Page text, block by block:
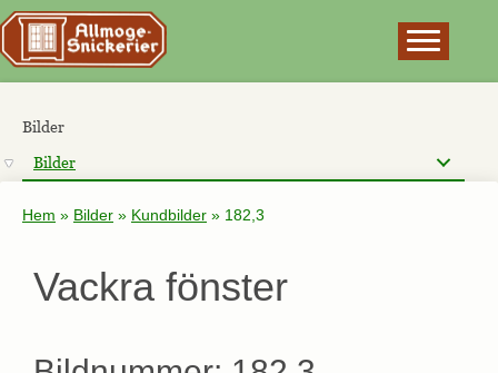
Bilder
Bilder
Hem » Bilder » Kundbilder » 182,3
Vackra fönster